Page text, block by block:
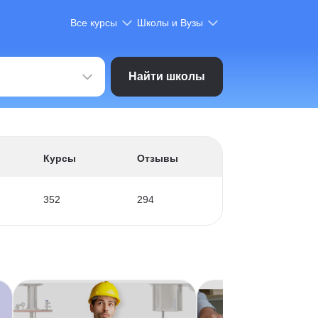
Все курсы Школы и Вузы
Найти школы
Курсы Отзывы
352 294